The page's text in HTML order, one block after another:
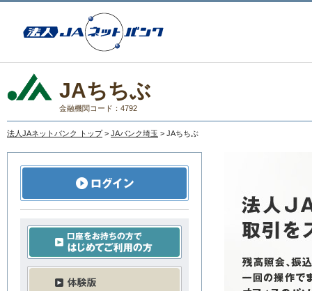
JAちちぶ
金融機関コード：4792
法人JAネットバンク トップ > JAバンク埼玉 > JAちちぶ